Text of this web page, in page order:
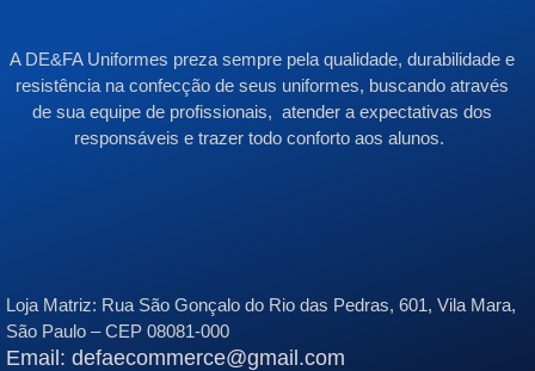
A DE&FA Uniformes preza sempre pela qualidade, durabilidade e
resistência na confecção de seus uniformes, buscando através
de sua equipe de profissionais, atender a expectativas dos
responsáveis e trazer todo conforto aos alunos.
Loja Matriz: Rua São Gonçalo do Rio das Pedras, 601, Vila Mara,
São Paulo – CEP 08081-000
Email: defaecommerce@gmail.com